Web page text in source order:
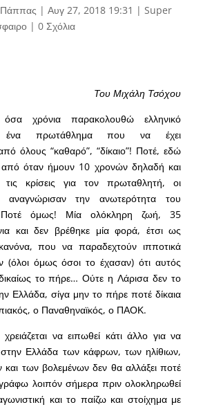
| Αυγ 27, 2018 19:31 | Super
| 0 Σχόλια
Του Μιχάλη Τσόχου
χρόνια παρακολουθώ ελληνικό
ένα πρωτάθλημα που να έχει
όλους “καθαρό”, “δίκαιο”! Ποτέ, εδώ
από όταν ήμουν 10 χρονών δηλαδή και
κρίσεις για τον πρωταθλητή, οι
αναγνώρισαν την ανωτερότητα του
Ποτέ όμως! Μία ολόκληρη ζωή, 35
και δεν βρέθηκε μία φορά, έτσι ως
που να παραδεχτούν ιπποτικά
(όλοι όμως όσοι το έχασαν) ότι αυτός
το πήρε… Ούτε η Λάρισα δεν το
Ελλάδα, σίγα μην το πήρε ποτέ δίκαια
ο Παναθηναϊκός, ο ΠΑΟΚ.
να ειπωθεί κάτι άλλο για να
στην Ελλάδα των κάφρων, των ηλίθιων,
των βολεμένων δεν θα αλλάξει ποτέ
λοιπόν σήμερα πριν ολοκληρωθεί
και το παίζω και στοίχημα με